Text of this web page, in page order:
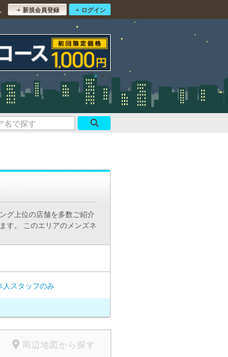
新規会員登録 ログイン
グ上位の店舗を多数ご紹介
す。 このエリアのメンズネ
人スタッフのみ
周辺地図から探す